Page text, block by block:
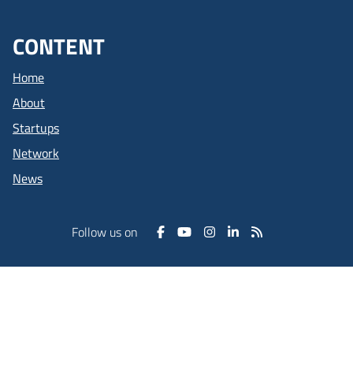
CONTENT
Home
About
Startups
Network
News
Follow us on